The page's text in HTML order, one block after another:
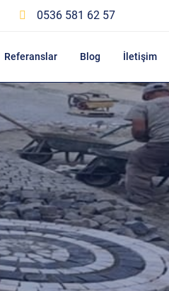
0536 581 62 57
Referanslar Blog İletişim